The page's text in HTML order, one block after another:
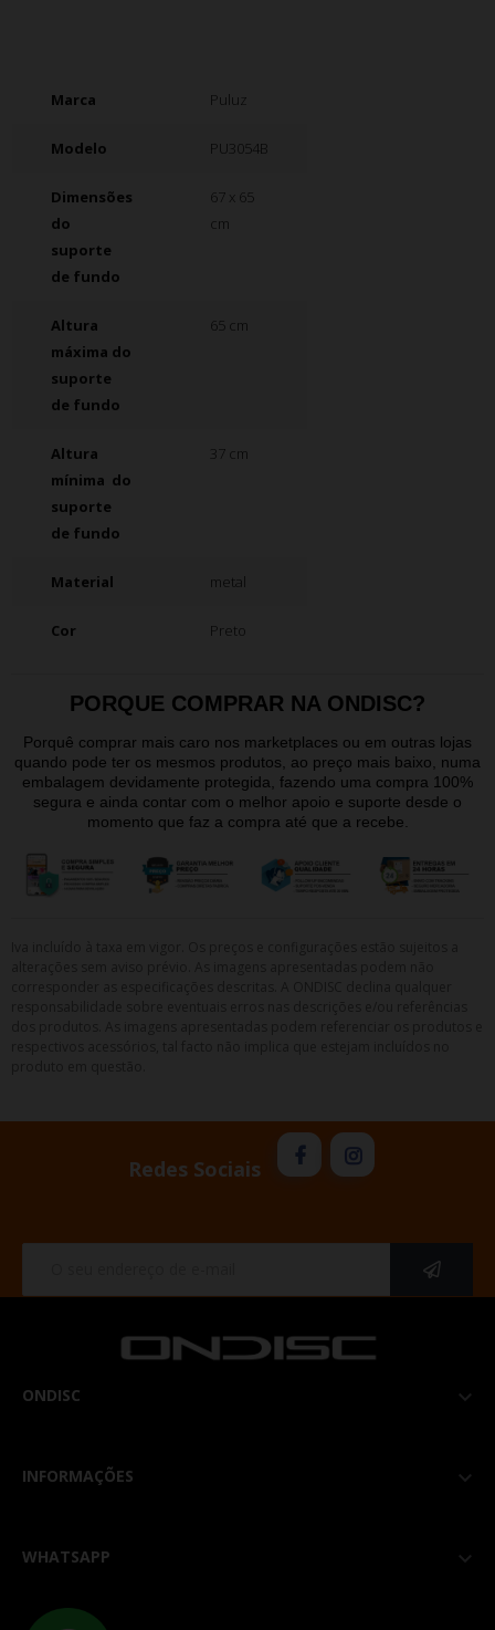
Marca Puluz
Modelo PU3054B
Dimensões
do
suporte
de fundo
67 x 65
cm
Altura
máxima do
suporte
de fundo
65 cm
Altura
mínima do
suporte
de fundo
37 cm
Material metal
Cor Preto
PORQUE COMPRAR NA ONDISC?
Porquê comprar mais caro nos marketplaces ou em outras lojas
quando pode ter os mesmos produtos, ao preço mais baixo, numa
embalagem devidamente protegida, fazendo uma compra 100%
segura e ainda contar com o melhor apoio e suporte desde o
momento que faz a compra até que a recebe.
Redes Sociais
ONDISC 
INFORMAÇÕES 
WHATSAPP 